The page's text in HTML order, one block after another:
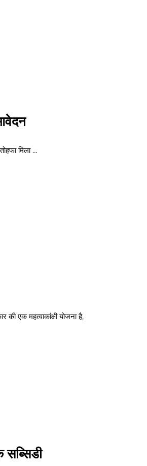
मिला …
एक महत्वाकांक्षी योजना है,